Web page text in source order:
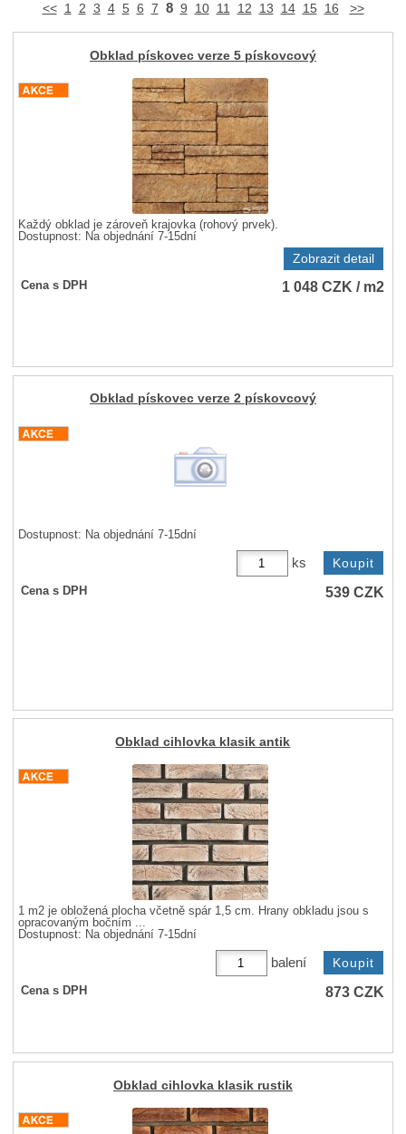
<< 1 2 3 4 5 6 7 8 9 10 11 12 13 14 15 16 >>
Obklad pískovec verze 5 pískovcový
Každý obklad je zároveň krajovka (rohový prvek).
Dostupnost: Na objednání 7-15dní
Zobrazit detail
Cena s DPH 1 048CZK / m2
Obklad pískovec verze 2 pískovcový
Dostupnost: Na objednání 7-15dní
ks
Cena s DPH 539CZK
Obklad cihlovka klasik antik
1 m2 je obložená plocha včetně spár 1,5 cm. Hrany obkladu jsou s
opracovaným bočním ...
Dostupnost: Na objednání 7-15dní
balení
Cena s DPH 873CZK
Obklad cihlovka klasik rustik